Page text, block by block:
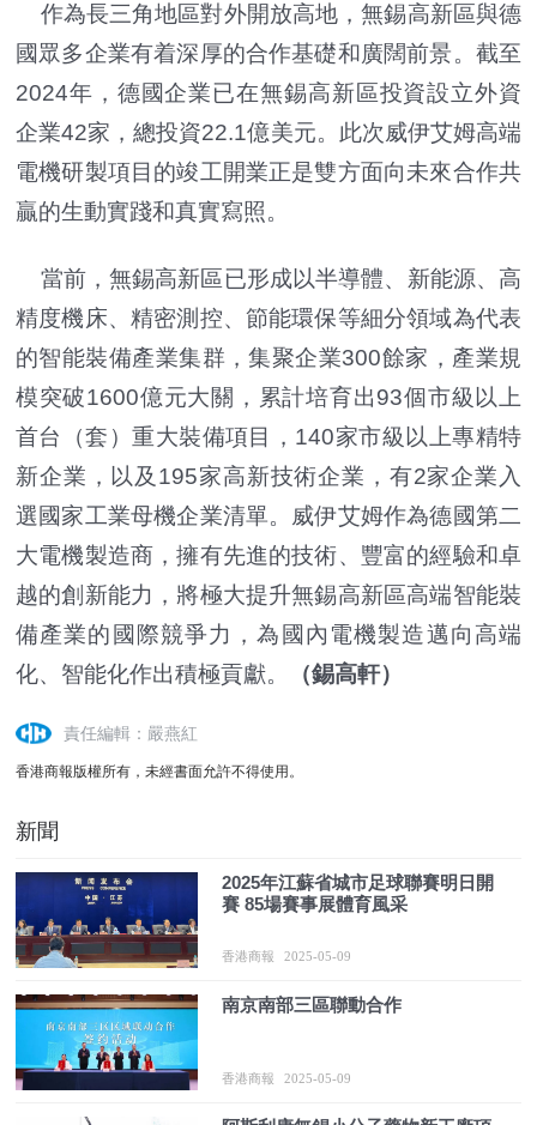
作為長三角地區對外開放高地，無錫高新區與德
國眾多企業有着深厚的合作基礎和廣闊前景。截至
2024年，德國企業已在無錫高新區投資設立外資
企業42家，總投資22.1億美元。此次威伊艾姆高端
電機研製項目的竣工開業正是雙方面向未來合作共
贏的生動實踐和真實寫照。
當前，無錫高新區已形成以半導體、新能源、高
精度機床、精密測控、節能環保等細分領域為代表
的智能裝備產業集群，集聚企業300餘家，產業規
模突破1600億元大關，累計培育出93個市級以上
首台（套）重大裝備項目，140家市級以上專精特
新企業，以及195家高新技術企業，有2家企業入
選國家工業母機企業清單。威伊艾姆作為德國第二
大電機製造商，擁有先進的技術、豐富的經驗和卓
越的創新能力，將極大提升無錫高新區高端智能裝
備產業的國際競爭力，為國內電機製造邁向高端
化、智能化作出積極貢獻。
（錫高軒）
責任編輯：嚴燕紅
香港商報版權所有，未經書面允許不得使用。
新聞
2025年江蘇省城市足球聯賽明日開
賽 85場賽事展體育風采
香港商報 2025-05-09
南京南部三區聯動合作
香港商報 2025-05-09